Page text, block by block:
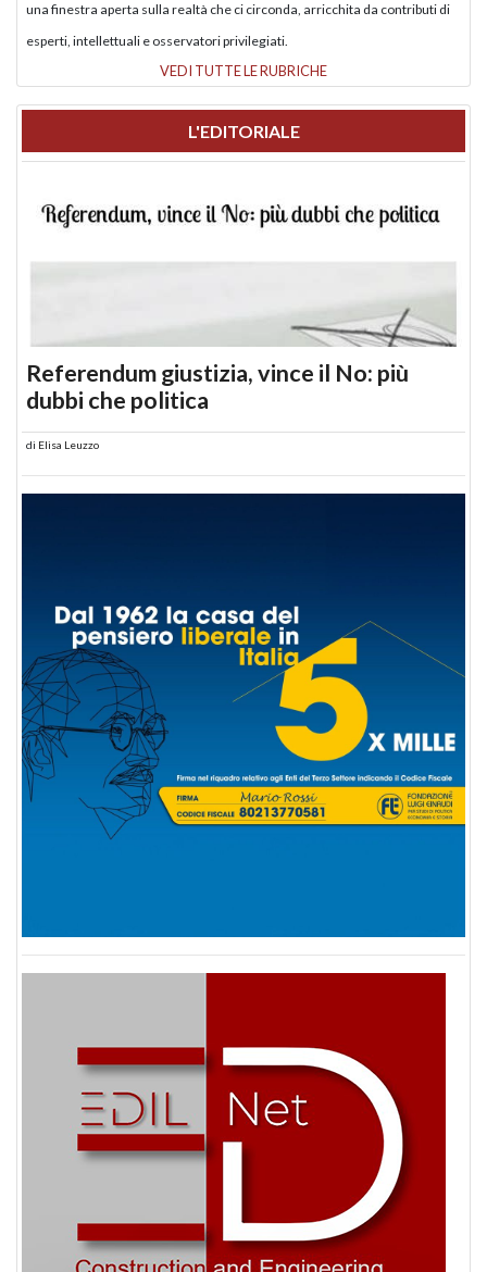
una finestra aperta sulla realtà che ci circonda, arricchita da contributi di
esperti, intellettuali e osservatori privilegiati.
VEDI TUTTE LE RUBRICHE
L'EDITORIALE
Referendum giustizia, vince il No: più
dubbi che politica
di Elisa Leuzzo